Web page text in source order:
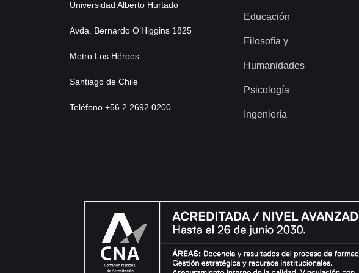
Universidad Alberto Hurtado
Avda. Bernardo O’Higgins 1825
Metro Los Héroes
Santiago de Chile
Teléfono +56 2 2692 0200
Educación
Filosofía y
Humanidades
Psicología
Ingeniería